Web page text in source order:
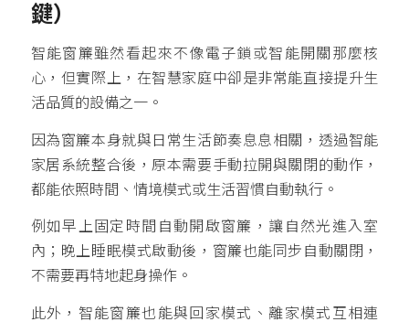
鍵）
智能窗簾雖然看起來不像電子鎖或智能開關那麼核
心，但實際上，在智慧家庭中卻是非常能直接提升生
活品質的設備之一。
因為窗簾本身就與日常生活節奏息息相關，透過智能
家居系統整合後，原本需要手動拉開與關閉的動作，
都能依照時間、情境模式或生活習慣自動執行。
例如早上固定時間自動開啟窗簾，讓自然光進入室
內；晚上睡眠模式啟動後，窗簾也能同步自動關閉，
不需要再特地起身操作。
此外，智能窗簾也能與回家模式、離家模式互相連